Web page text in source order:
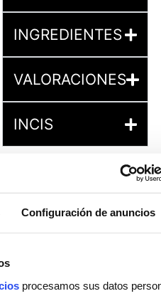
Configuración de anuncios
procesamos sus datos
INGREDIENTES
VALORACIONES
INCIS